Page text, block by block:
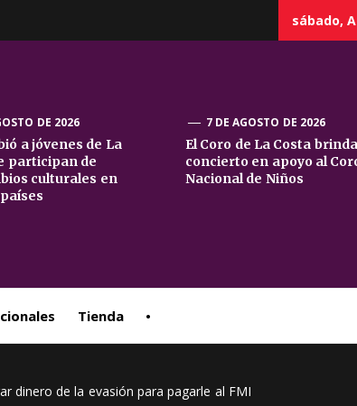
sábado,
DE 2026
a jóvenes de La
participan de
culturales en
7 DE AGOSTO DE 2026
El Coro de La Costa
concierto en apoyo al
Nacional de Niños
Tienda •
dinero de la evasión para pagarle al FMI